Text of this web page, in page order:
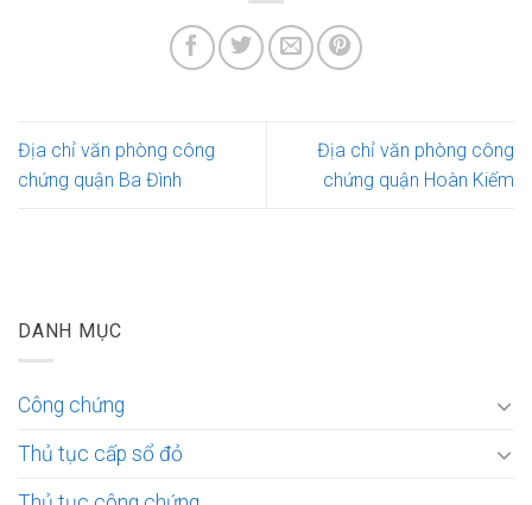
Địa chỉ văn phòng công
chứng quận Ba Đình
Địa chỉ văn phòng công
chứng quận Hoàn Kiếm
DANH MỤC
Công chứng
Thủ tục cấp sổ đỏ